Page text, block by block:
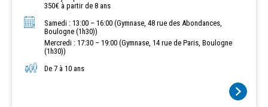
dents, un maillot aux couleurs de l'équipe et une gourde d'eau
bien remplie ! L'entrainement a lieu en salle toute l'année, et sur
grand terrain extérieur pour la saison de compétition hockey-sur-
gazon qui se déroule de fin septembre à novembre inclus et de
mars à juin inclus. De façon exceptionnelle, il sera proposé des
entrainements ponctuels sur grand terrain extérieur afin de se
familiariser avec les dimensions de terrain en compétition.
350€ à partir de 8 ans
Samedi : 13:00 – 16:00 (Gymnase, 48 rue des Abondances,
Boulogne (1h30))
Mercredi : 17:30 – 19:00 (Gymnase, 14 rue de Paris, Boulogne
(1h30))
De 7 à 10 ans